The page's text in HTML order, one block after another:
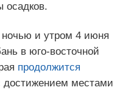
осадков.
и утром 4 июня
в юго-восточной
продолжится
достижением местами